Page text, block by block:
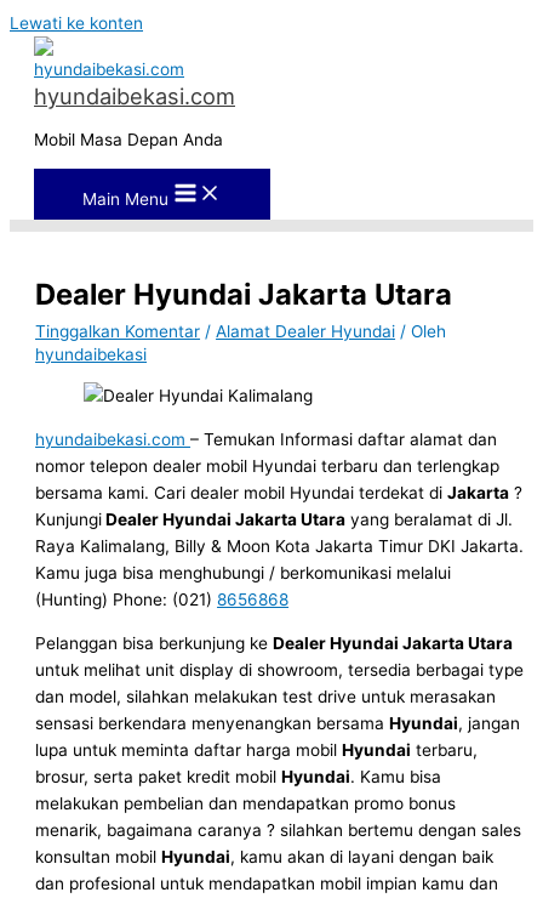
Lewati ke konten
hyundaibekasi.com
Mobil Masa Depan Anda
Main Menu
Dealer Hyundai Jakarta Utara
Tinggalkan Komentar /Alamat Dealer Hyundai / Oleh
hyundaibekasi
hyundaibekasi.com– Temukan Informasi daftar alamat dan
nomor telepon dealer mobil Hyundai terbaru dan terlengkap
bersama kami. Cari dealer mobil Hyundai terdekat diJakarta ?
KunjungiDealer Hyundai Jakarta Utara yang beralamat di Jl.
Raya Kalimalang, Billy & Moon Kota Jakarta Timur DKI Jakarta.
Kamu juga bisa menghubungi / berkomunikasi melalui
(Hunting) Phone: (021)8656868
Pelanggan bisa berkunjung keDealer Hyundai Jakarta Utara
untuk melihat unit display di showroom, tersedia berbagai type
dan model, silahkan melakukan test drive untuk merasakan
sensasi berkendara menyenangkan bersamaHyundai, jangan
lupa untuk meminta daftar harga mobilHyundai terbaru,
brosur, serta paket kredit mobilHyundai. Kamu bisa
melakukan pembelian dan mendapatkan promo bonus
menarik, bagaimana caranya ? silahkan bertemu dengan sales
konsultan mobilHyundai, kamu akan di layani dengan baik
dan profesional untuk mendapatkan mobil impian kamu dan